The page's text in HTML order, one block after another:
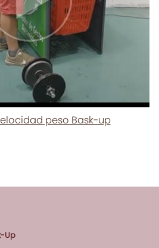
peso Bask-up
Up